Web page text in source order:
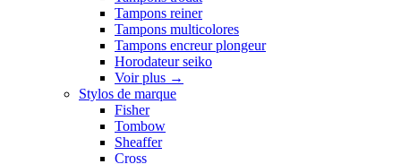
Tampons reiner
Tampons multicolores
Tampons encreur plongeur
Horodateur seiko
Voir plus →
Stylos de marque
Fisher
Tombow
Sheaffer
Cross